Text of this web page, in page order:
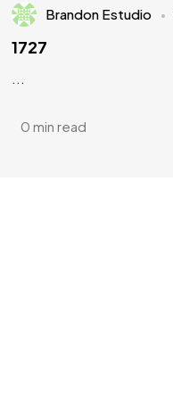
Brandon Estudio
1727
...
0 min read